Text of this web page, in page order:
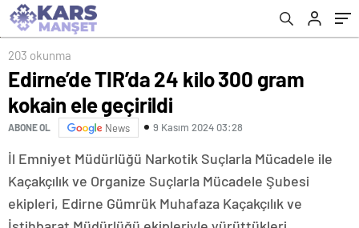
203 okunma
Edirne’de TIR’da 24 kilo 300 gram
kokain ele geçirildi
ABONE OL News 9 Kasım 2024 03:28
İl Emniyet Müdürlüğü Narkotik Suçlarla Mücadele ile
Kaçakçılık ve Organize Suçlarla Mücadele Şubesi
ekipleri, Edirne Gümrük Muhafaza Kaçakçılık ve